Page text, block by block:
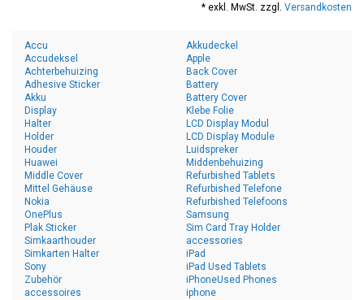
* exkl. MwSt. zzgl. Versandkosten
Accu
Accudeksel
Achterbehuizing
Adhesive Sticker
Akku
Akkudeckel
Apple
Back Cover
Battery
Battery Cover
Display
Halter
Holder
Houder
Huawei
Klebe Folie
LCD Display Modul
LCD Display Module
Luidspreker
Middenbehuizing
Middle Cover
Mittel Gehäuse
Nokia
OnePlus
Plak Sticker
Refurbished Tablets
Refurbished Telefone
Refurbished Telefoons
Samsung
Sim Card Tray Holder
Simkaarthouder
Simkarten Halter
Sony
Zubehör
accessoires
accessories
iPad
iPad Used Tablets
iPhoneUsed Phones
iphone